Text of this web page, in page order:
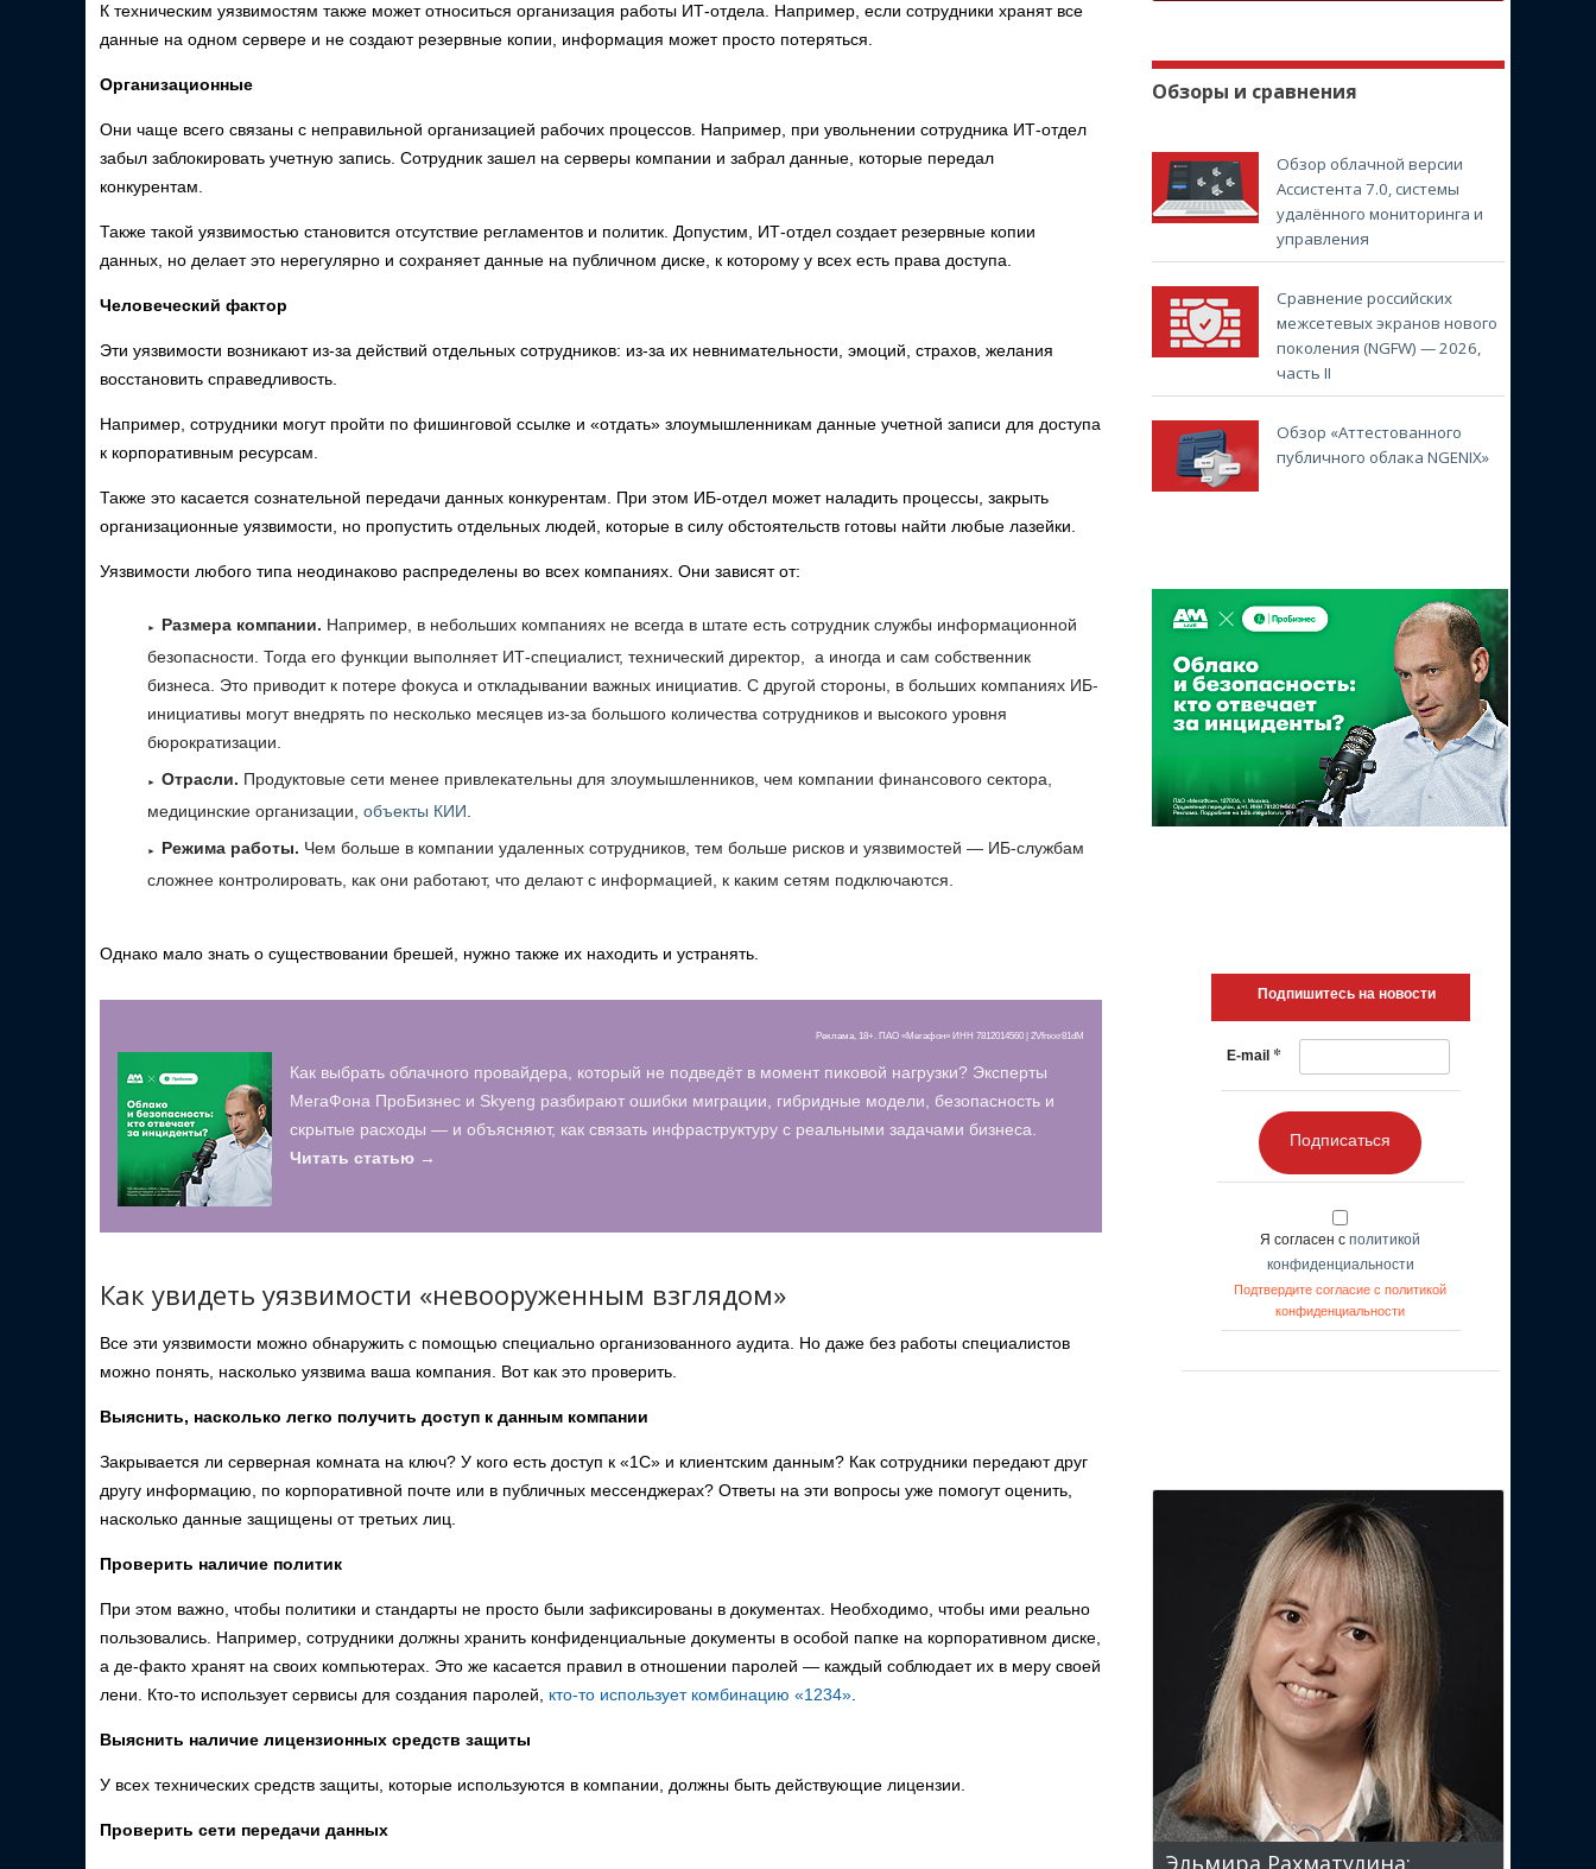
К техническим уязвимостям также может относиться организация работы ИТ-отдела. Например, если сотрудники хранят все
данные на одном сервере и не создают резервные копии, информация может просто потеряться.
Организационные
Они чаще всего связаны с неправильной организацией рабочих процессов. Например, при увольнении сотрудника ИТ-отдел
забыл заблокировать учетную запись. Сотрудник зашел на серверы компании и забрал данные, которые передал
конкурентам.
Также такой уязвимостью становится отсутствие регламентов и политик. Допустим, ИТ-отдел создает резервные копии
данных, но делает это нерегулярно и сохраняет данные на публичном диске, к которому у всех есть права доступа.
Человеческий фактор
Эти уязвимости возникают из-за действий отдельных сотрудников: из-за их невнимательности, эмоций, страхов, желания
восстановить справедливость.
Например, сотрудники могут пройти по фишинговой ссылке и «отдать» злоумышленникам данные учетной записи для доступа
к корпоративным ресурсам.
Также это касается сознательной передачи данных конкурентам. При этом ИБ-отдел может наладить процессы, закрыть
организационные уязвимости, но пропустить отдельных людей, которые в силу обстоятельств готовы найти любые лазейки.
Уязвимости любого типа неодинаково распределены во всех компаниях. Они зависят от:
Размера компании. Например, в небольших компаниях не всегда в штате есть сотрудник службы информационной
безопасности. Тогда его функции выполняет ИТ-специалист, технический директор, а иногда и сам собственник
бизнеса. Это приводит к потере фокуса и откладывании важных инициатив. С другой стороны, в больших компаниях ИБ-
инициативы могут внедрять по несколько месяцев из-за большого количества сотрудников и высокого уровня
бюрократизации.
Отрасли. Продуктовые сети менее привлекательны для злоумышленников, чем компании финансового сектора,
медицинские организации, объекты КИИ
Режима работы. Чем больше в компании удаленных сотрудников, тем больше рисков и уязвимостей — ИБ-службам
сложнее контролировать, как они работают, что делают с информацией, к каким сетям подключаются.
Однако мало знать о существовании брешей, нужно также их находить и устранять.
Реклама, 18+. ПАО «Мегафон» ИНН 7812014560 | 2Vfnxxr81dM
Как выбрать облачного провайдера, который не подведёт в момент пиковой нагрузки? Эксперты
МегаФона ПроБизнес и Skyeng разбирают ошибки миграции, гибридные модели, безопасность и
скрытые расходы — и объясняют, как связать инфраструктуру с реальными задачами бизнеса.
Читать статью →
Как увидеть уязвимости «невооруженным взглядом»
Все эти уязвимости можно обнаружить с помощью специально организованного аудита. Но даже без работы специалистов
можно понять, насколько уязвима ваша компания. Вот как это проверить.
Выяснить, насколько легко получить доступ к данным компании
Закрывается ли серверная комната на ключ? У кого есть доступ к «1С» и клиентским данным? Как сотрудники передают друг
другу информацию, по корпоративной почте или в публичных мессенджерах? Ответы на эти вопросы уже помогут оценить,
насколько данные защищены от третьих лиц.
Проверить наличие политик
При этом важно, чтобы политики и стандарты не просто были зафиксированы в документах. Необходимо, чтобы ими реально
пользовались. Например, сотрудники должны хранить конфиденциальные документы в особой папке на корпоративном диске,
а де-факто хранят на своих компьютерах. Это же касается правил в отношении паролей — каждый соблюдает их в меру своей
лени. Кто-то использует сервисы для создания паролей, кто-то использует комбинацию «1234»
Выяснить наличие лицензионных средств защиты
У всех технических средств защиты, которые используются в компании, должны быть действующие лицензии.
Проверить сети передачи данных
Обзоры и сравнения
Обзор облачной версии
Ассистента 7.0, системы
удалённого мониторинга и
управления
Сравнение российских
межсетевых экранов нового
поколения (NGFW) — 2026,
часть II
Обзор «Аттестованного
публичного облака NGENIX»
Подпишитесь на новости
E-mail *
Подписаться
Я согласен с политикой
конфиденциальности
Подтвердите согласие с политикой
конфиденциальности
Эльмира Рахматулина: